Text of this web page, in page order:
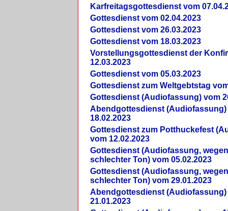
Karfreitagsgottesdienst vom
Gottesdienst vom 02.04.2023
Gottesdienst vom 26.03.2023
Gottesdienst vom 18.03.2023
Vorstellungsgottesdienst der
12.03.2023
Gottesdienst vom 05.03.2023
Gottesdienst zum Weltgebtstag
Gottesdienst (Audiofassung) vom
Abendgottesdienst (Audiofassung)
18.02.2023
Gottesdienst zum Potthuckefest
vom 12.02.2023
Gottesdienst (Audiofassung,
schlechter Ton) vom 05.02.2023
Gottesdienst (Audiofassung,
schlechter Ton) vom 29.01.2023
Abendgottesdienst (Audiofassung)
21.01.2023